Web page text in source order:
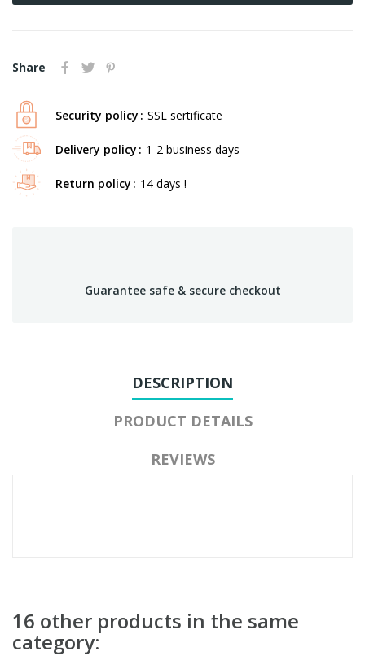
Share
Security policy SSL sertificate
Delivery policy 1-2 business days
Return policy 14 days !
Guarantee safe & secure checkout
DESCRIPTION
PRODUCT DETAILS
REVIEWS
16 other products in the same
category: